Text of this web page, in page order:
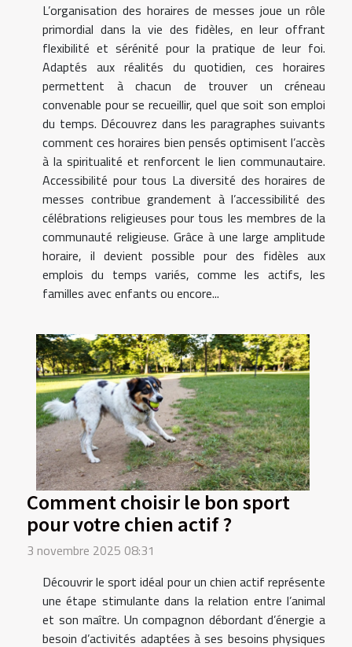
L’organisation des horaires de messes joue un rôle
primordial dans la vie des fidèles, en leur offrant
flexibilité et sérénité pour la pratique de leur foi.
Adaptés aux réalités du quotidien, ces horaires
permettent à chacun de trouver un créneau
convenable pour se recueillir, quel que soit son emploi
du temps. Découvrez dans les paragraphes suivants
comment ces horaires bien pensés optimisent l’accès
à la spiritualité et renforcent le lien communautaire.
Accessibilité pour tous La diversité des horaires de
messes contribue grandement à l’accessibilité des
célébrations religieuses pour tous les membres de la
communauté religieuse. Grâce à une large amplitude
horaire, il devient possible pour des fidèles aux
emplois du temps variés, comme les actifs, les
familles avec enfants ou encore...
Comment choisir le bon sport
pour votre chien actif ?
3 novembre 2025 08:31
Découvrir le sport idéal pour un chien actif représente
une étape stimulante dans la relation entre l’animal
et son maître. Un compagnon débordant d’énergie a
besoin d’activités adaptées à ses besoins physiques